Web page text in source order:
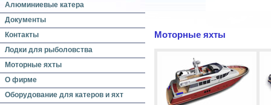
Алюминиевые катера
Документы
Контакты
Лодки для рыболовства
Моторные яхты
О фирме
Оборудование для катеров и яхт
Моторные яхты